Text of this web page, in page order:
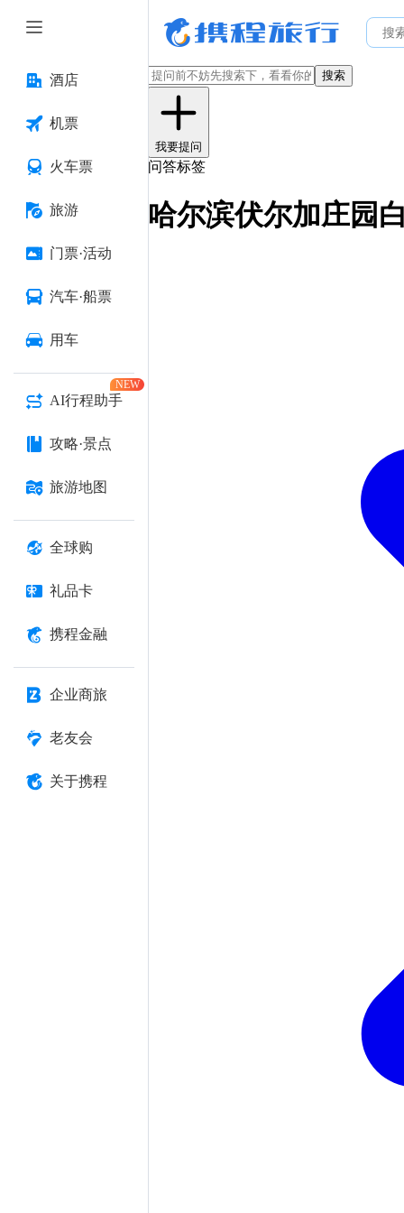
酒店
机票
火车票
旅游
门票·活动
汽车·船票
用车
AI行程助手
NEW
攻略·景点
旅游地图
全球购
礼品卡
携程金融
企业商旅
老友会
关于携程
搜索
我要提问
问答标签
哈尔滨伏尔加庄园